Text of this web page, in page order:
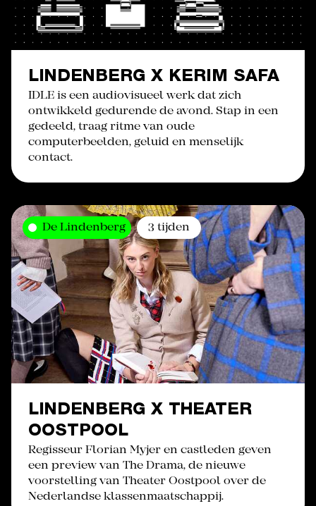
LINDENBERG X KERIM SAFA
IDLE is een audiovisueel werk dat zich
ontwikkeld gedurende de avond. Stap in een
gedeeld, traag ritme van oude
computerbeelden, geluid en menselijk
contact.
De Lindenberg 3 tijden
LINDENBERG X THEATER
OOSTPOOL
Regisseur Florian Myjer en castleden geven
een preview van The Drama, de nieuwe
voorstelling van Theater Oostpool over de
Nederlandse klassenmaatschappij.